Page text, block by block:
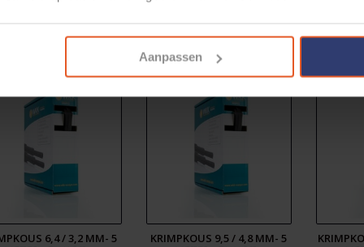
Aanpassen
6,4 / 3,2 MM- 5
KRIMPKOUS 9,5 / 4,8 MM- 5